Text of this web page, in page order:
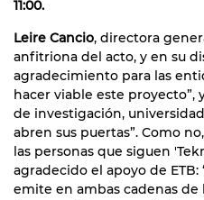
11:00.
Leire Cancio, directora
anfitriona del acto, y en su
agradecimiento para las
hacer viable este proyecto”,
de investigación,
abren sus puertas”. Como
las personas que siguen
agradecido el apoyo de
emite en ambas cadenas de